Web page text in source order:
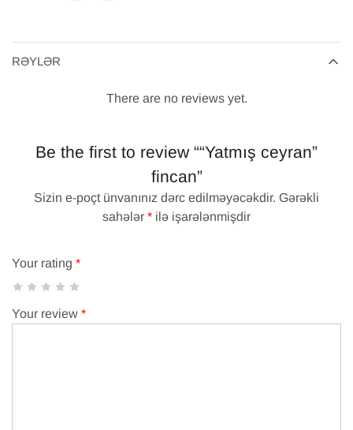
RƏYLƏR
There are no reviews yet.
Be the first to review ““Yatmış ceyran”
fincan”
Sizin e-poçt ünvanınız dərc edilməyəcəkdir. Gərəkli
sahələr * ilə işarələnmişdir
Your rating *
Your review *